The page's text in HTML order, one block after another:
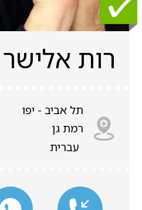
רות אלישר
תל אביב - יפו
רמת גן
עברית